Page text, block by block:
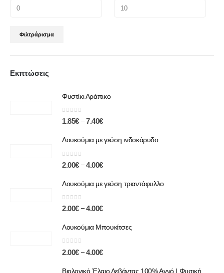
Φιλτράρισμα
Εκπτώσεις
Φυστίκι Αράπικο
0 out of 5
1.85€ – 7.40€
Λουκούμια με γεύση ινδοκάρυδο
0out of 5
2.00€ – 4.00€
Λουκούμια με γεύση τριαντάφυλλο
0out of 5
2.00€ – 4.00€
Λουκούμια Μπουκίτσες
0out of 5
2.00€ – 4.00€